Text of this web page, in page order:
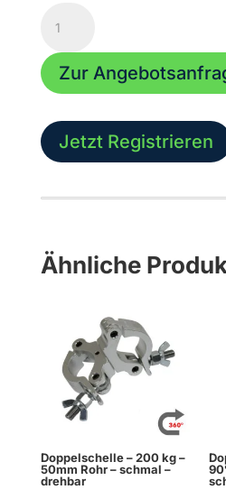
500
kg
Rohr
-
Menge
Zur
Jetzt Registrieren
Ähnliche
Doppelschelle – 200 kg –
50mm Rohr – schmal –
drehbar